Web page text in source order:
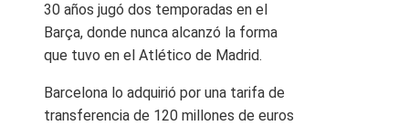
30 años jugó dos temporadas en el
Barça, donde nunca alcanzó la forma
que tuvo en el Atlético de Madrid.
Barcelona lo adquirió por una tarifa de
transferencia de 120 millones de euros